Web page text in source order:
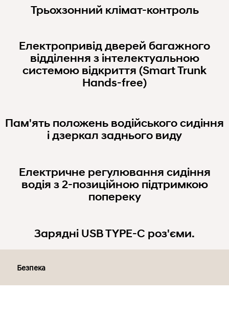
Трьохзонний клімат-контроль
Електропривід дверей багажного
відділення з інтелектуальною
системою відкриття (Smart Trunk
Hands-free)
Пам'ять положень водійського сидіння
і дзеркал заднього виду
Електричне регулювання сидіння
водія з 2-позиційною підтримкою
попереку
Зарядні USB TYPE-C роз'єми.
Безпека